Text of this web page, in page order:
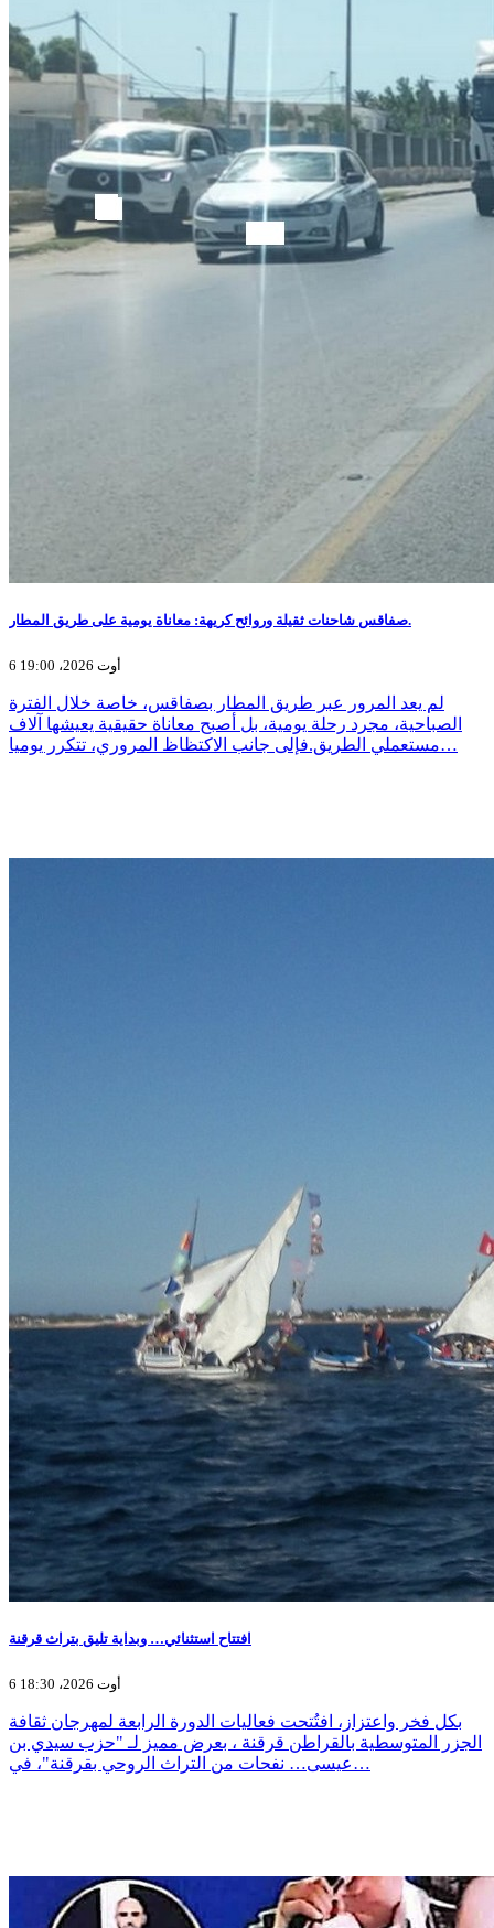
صفاقس شاحنات ثقيلة وروائح كريهة: معاناة يومية على طريق المطار.
6 أوت 2026، 19:00
لم يعد المرور عبر طريق المطار بصفاقس، خاصة خلال الفترة
الصباحية، مجرد رحلة يومية، بل أصبح معاناة حقيقية يعيشها آلاف
مستعملي الطريق.فإلى جانب الاكتظاظ المروري، تتكرر يوميا…
افتتاح استثنائي… وبداية تليق بتراث قرقنة
6 أوت 2026، 18:30
بكل فخر واعتزاز، افتُتحت فعاليات الدورة الرابعة لمهرجان ثقافة
الجزر المتوسطية بالقراطن قرقنة ، بعرض مميز لـ "حزب سيدي بن
عيسى… نفحات من التراث الروحي بقرقنة"، في…